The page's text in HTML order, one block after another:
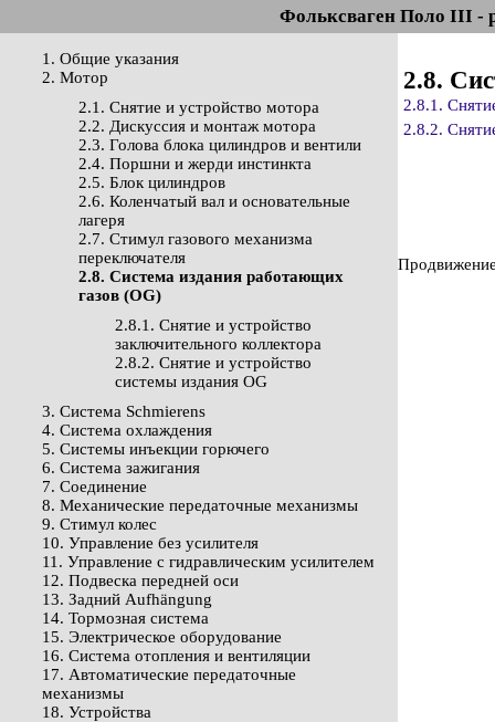
Фольксваген Поло III -
1. Общие указания
2. Мотор
2.1. Снятие и устройство мотора
2.2. Дискуссия и монтаж мотора
2.3. Голова блока цилиндров и вентили
2.4. Поршни и жерди инстинкта
2.5. Блок цилиндров
2.6. Коленчатый вал и основательные
лагеря
2.7. Стимул газового механизма
переключателя
2.8. Система издания работающих
газов (OG)
2.8.1. Снятие и устройство
заключительного коллектора
2.8.2. Снятие и устройство
системы издания OG
3. Система Schmierens
4. Система охлаждения
5. Системы инъекции горючего
6. Система зажигания
7. Соединение
8. Механические передаточные механизмы
9. Стимул колес
10. Управление без усилителя
11. Управление с гидравлическим усилителем
12. Подвеска передней оси
13. Задний Aufhängung
14. Тормозная система
15. Электрическое оборудование
16. Система отопления и вентиляции
17. Автоматические передаточные
механизмы
18. Устройства
2.8.
2.8.1.
2.8.2.